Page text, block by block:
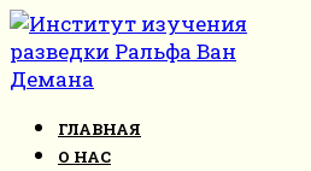
Перейти
к
контенту
ГЛАВНАЯ
О НАС